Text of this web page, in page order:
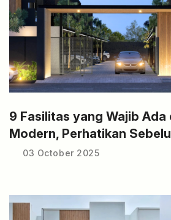
9 Fasilitas yang Wajib Ada
Modern, Perhatikan
03 October 2025